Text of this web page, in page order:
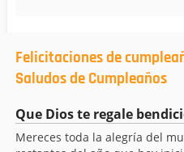
Felicitaciones de
Saludos de Cumpleaños
Que Dios te regale
Mereces toda la alegría del